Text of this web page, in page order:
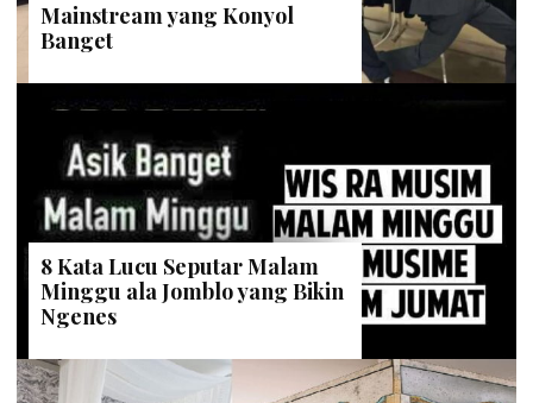
Mainstream yang Konyol
Banget
8 Kata Lucu Seputar Malam
Minggu ala Jomblo yang Bikin
Ngenes